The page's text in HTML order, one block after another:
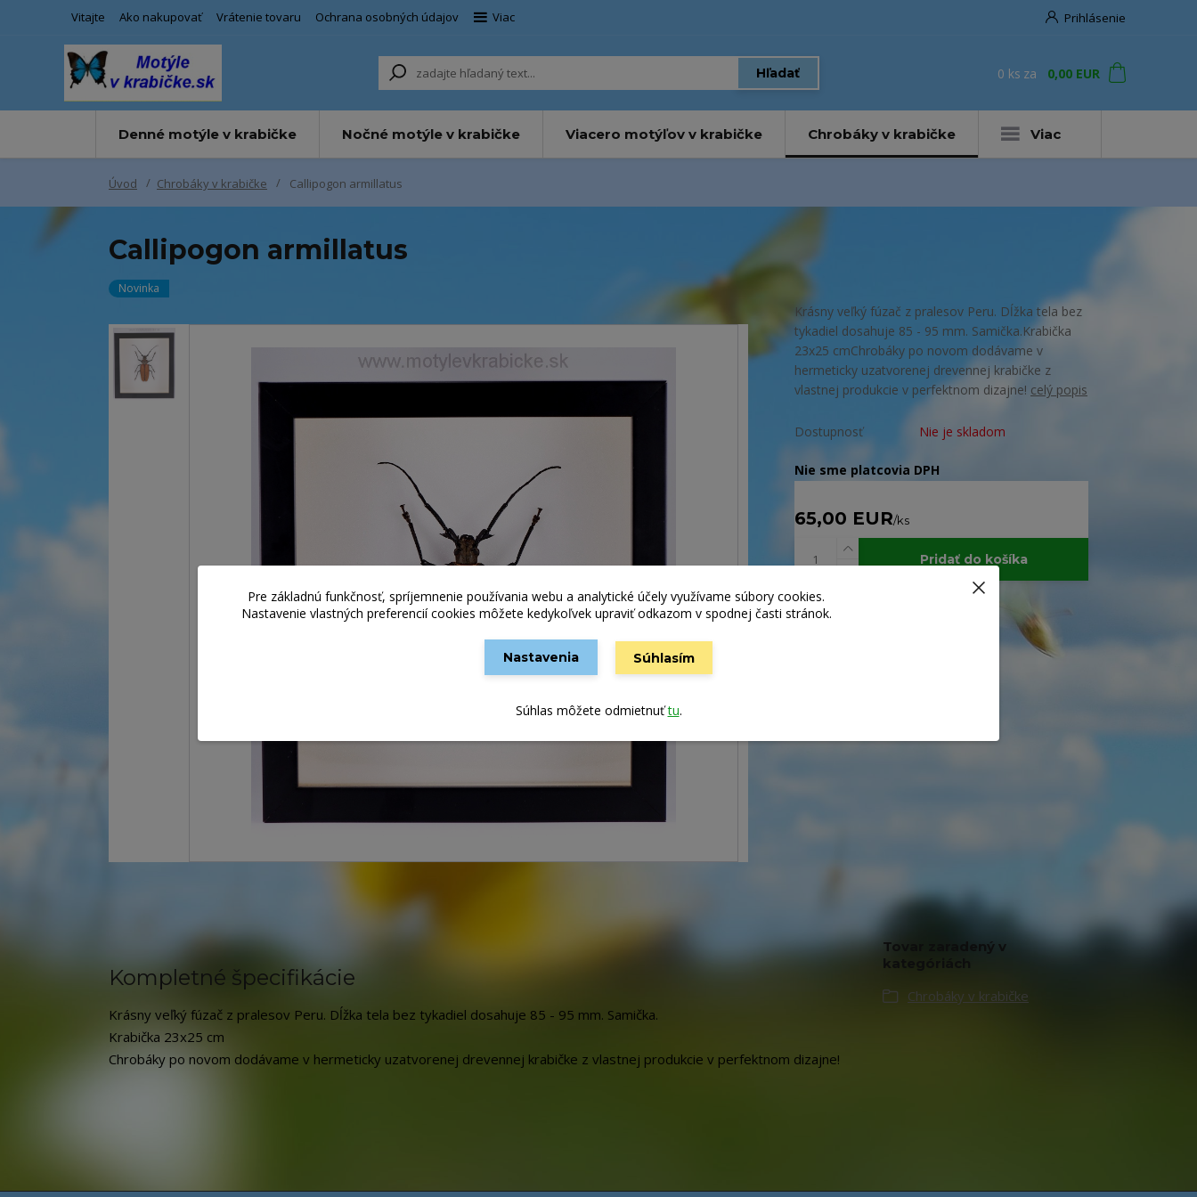
Vitajte Ako nakupovať Vrátenie tovaru Ochrana osobných údajov Viac Prihlásenie
Hľadať 0 ks za 0,00 EUR
Denné motýle v krabičke Nočné motýle v krabičke Viacero motýľov v krabičke Chrobáky v krabičke Viac
Úvod Chrobáky v krabičke Callipogon armillatus
Callipogon armillatus
Novinka
Krásny veľký fúzač z pralesov Peru. Dĺžka tela bez
tykadiel dosahuje 85 - 95 mm. Samička.Krabička
23x25 cmChrobáky po novom dodávame v
hermeticky uzatvorenej drevennej krabičke z
vlastnej produkcie v perfektnom dizajne! celý popis
Dostupnosť Nie je skladom
Nie sme platcovia DPH
65,00 EUR/ks
Pridať do košíka
Číslo produktu:
Kompletné špecifikácie
Krásny veľký fúzač z pralesov Peru. Dĺžka tela bez tykadiel dosahuje 85 - 95 mm. Samička.
Krabička 23x25 cm
Chrobáky po novom dodávame v hermeticky uzatvorenej drevennej krabičke z vlastnej produkcie v perfektnom dizajne!
Tovar zaradený v
kategóriách
Chrobáky v krabičke
Pre základnú funkčnosť, spríjemnenie používania webu a analytické účely využívame súbory cookies.
Nastavenie vlastných preferencií cookies môžete kedykoľvek upraviť odkazom v spodnej časti stránok.
Nastavenia Súhlasím
Súhlas môžete odmietnuťtu.